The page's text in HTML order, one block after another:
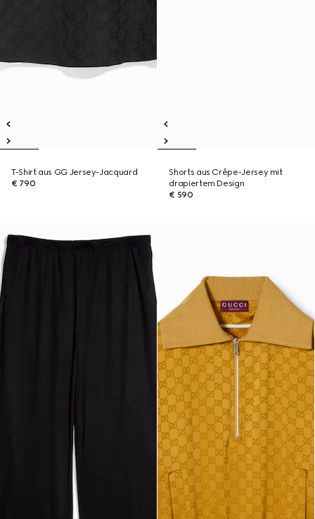
T-Shirt aus GG Jersey-Jacquard
€ 790
Shorts aus Crêpe-Jersey mit
drapiertem Design
€ 590